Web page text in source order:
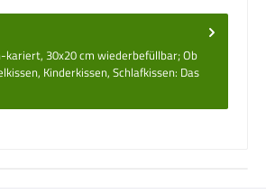
kariert, 30x20 cm wiederbefüllbar; Ob
Kinderkissen, Schlafkissen: Das